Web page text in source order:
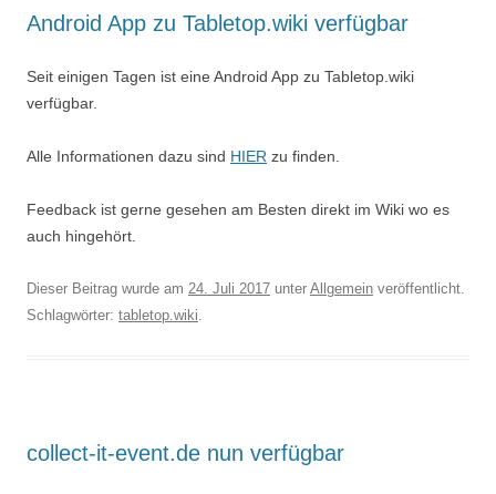
Android App zu Tabletop.wiki verfügbar
Seit einigen Tagen ist eine Android App zu Tabletop.wiki
verfügbar.
Alle Informationen dazu sind HIER zu finden.
Feedback ist gerne gesehen am Besten direkt im Wiki wo es
auch hingehört.
Dieser Beitrag wurde am 24. Juli 2017 unter Allgemein veröffentlicht.
Schlagwörter: tabletop.wiki
collect-it-event.de nun verfügbar